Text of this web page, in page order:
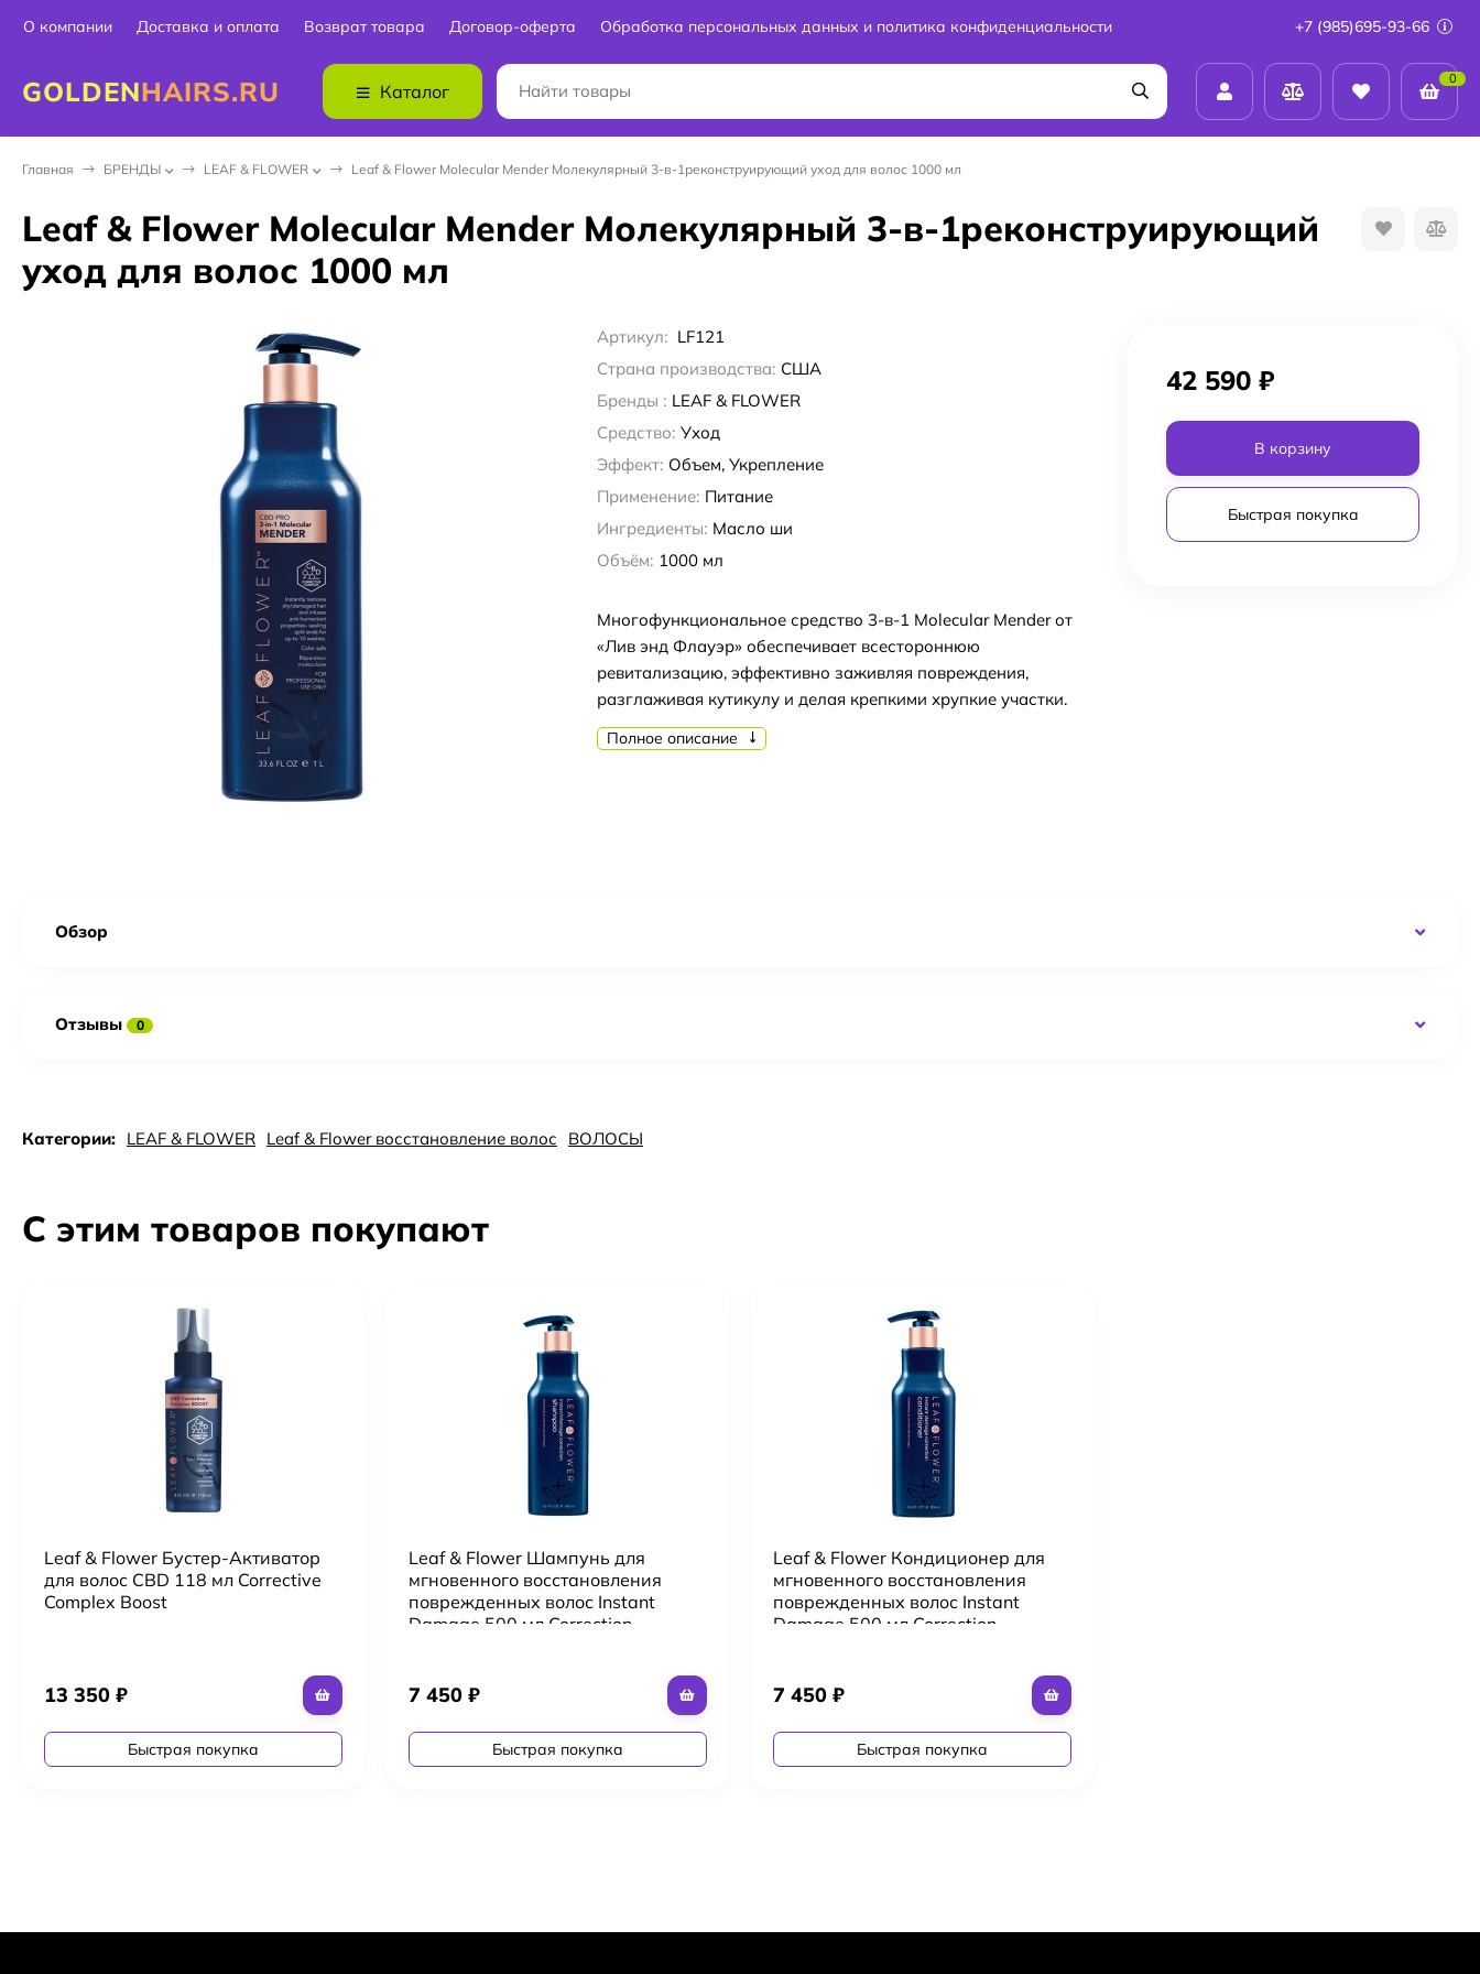
О компании Доставка и оплата Возврат товара Договор-оферта Обработка персональных данных и политика конфиденциальности +7 (985)695-93-66
GOLDENHAIRS.RU Каталог
0
Главная БPEНДЫ LEAF & FLOWER Leaf & Flower Molecular Mender Молекулярный 3-в-1реконструирующий уход для волос 1000 мл
Leaf & Flower Molecular Mender Молекулярный 3-в-1реконструирующий
уход для волос 1000 мл
Артикул: LF121
Страна производства: США
Бренды : LEAF & FLOWER
Средство: Уход
Эффект: Объем, Укрепление
Применение: Питание
Ингредиенты: Масло ши
Объём: 1000 мл
Многофункциональное средство 3-в-1 Molecular Mender от
«Лив энд Флауэр» обеспечивает всестороннюю
ревитализацию, эффективно заживляя повреждения,
разглаживая кутикулу и делая крепкими хрупкие участки.
Полное описание
42 590 ₽
В корзину
Быстрая покупка
Обзор
Отзывы 0
Категории: LEAF & FLOWER Leaf & Flower восстановление волос ВОЛОСЫ
С этим товаров покупают
Leaf & Flower Бустер-Активатор
для волос CBD 118 мл Corrective
Complex Boost
13 350 ₽
Быстрая покупка
Leaf & Flower Шампунь для
мгновенного восстановления
поврежденных волос Instant
Damage 500 мл Correction
7 450 ₽
Быстрая покупка
Leaf & Flower Кондиционер для
мгновенного восстановления
поврежденных волос Instant
Damage 500 мл Correction
7 450 ₽
Быстрая покупка